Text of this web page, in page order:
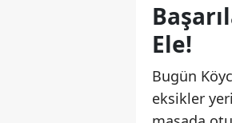
Ele!
Bugün
eksikler